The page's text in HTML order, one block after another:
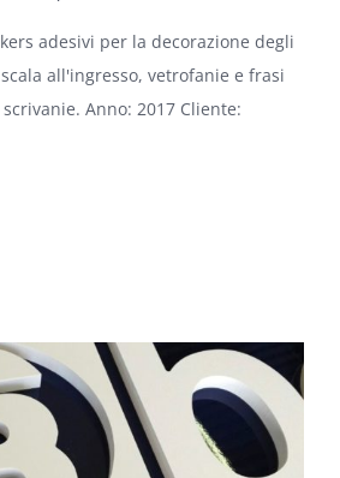
adesivi per la decorazione degli
all'ingresso, vetrofanie e frasi
Anno: 2017 Cliente: